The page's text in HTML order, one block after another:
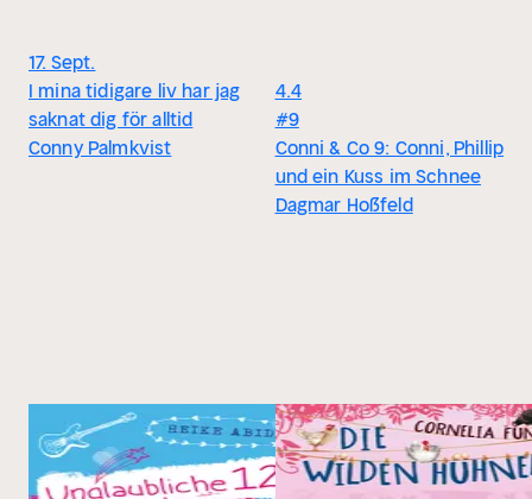
17. Sept.
I mina tidigare liv har jag
saknat dig för alltid
Conny Palmkvist
4.4
#9
Conni & Co 9: Conni, Phillip
und ein Kuss im Schnee
Dagmar Hoßfeld